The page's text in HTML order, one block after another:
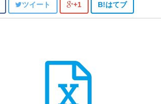
ツイート +1 B!はてブ